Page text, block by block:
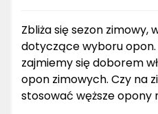
Zbliża się sezon zimowy,
dotyczące wyboru
zajmiemy się doborem
opon zimowych. Czy na
stosować węższe opony